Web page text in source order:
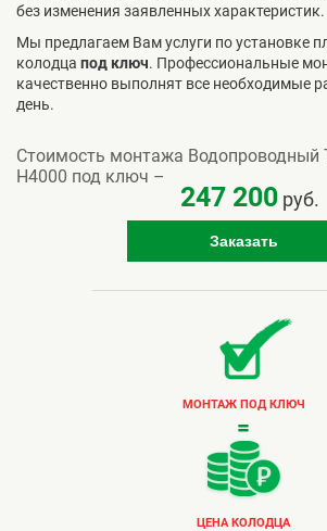
без изменения заявленных характеристик.
Мы предлагаем Вам услуги по установке
колодца под ключ. Профессиональные
качественно выполнят все необходимые
день.
Стоимость монтажа Водопроводный
H4000 под ключ –
247 200 руб.
Заказать
МОНТАЖ ПОД КЛЮЧ
=
ЦЕНА КОЛОДЦА